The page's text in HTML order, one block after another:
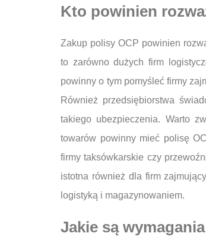
Kto powinien
Zakup polisy OCP powinien
to zarówno dużych firm
powinny o tym pomyśleć firmy
Również przedsiębiorstwa
takiego ubezpieczenia. Warto
towarów powinny mieć polisę
firmy taksówkarskie czy
istotna również dla firm
logistyką i magazynowaniem.
Jakie są